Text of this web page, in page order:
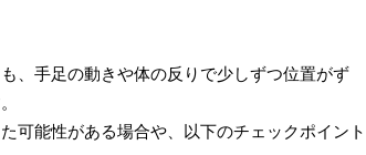
、手足の動きや体の反りで少しずつ位置がず
可能性がある場合や、以下のチェックポイント